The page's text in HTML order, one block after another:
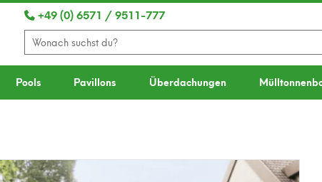
+49 (0) 6571 / 9511-777
Pools Pavillons Überdachungen